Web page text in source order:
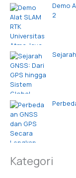
Demo
2
Kategori